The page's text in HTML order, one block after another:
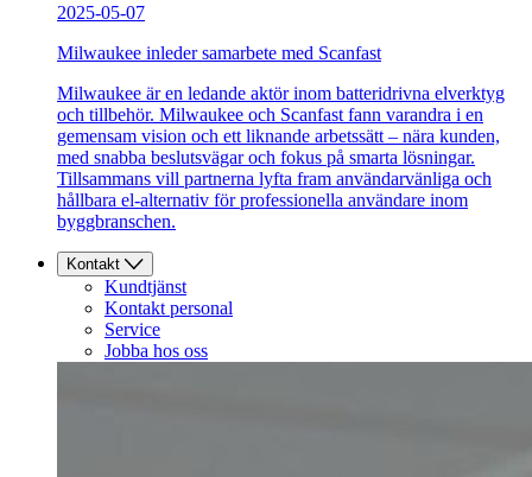
2025-05-07
Milwaukee inleder samarbete med Scanfast
Milwaukee är en ledande aktör inom batteridrivna elverktyg
och tillbehör. Milwaukee och Scanfast fann varandra i en
gemensam vision och ett liknande arbetssätt – nära kunden,
med snabba beslutsvägar och fokus på smarta lösningar.
Tillsammans vill partnerna lyfta fram användarvänliga och
hållbara el-alternativ för professionella användare inom
byggbranschen.
Kontakt
Kundtjänst
Kontakt personal
Service
Jobba hos oss